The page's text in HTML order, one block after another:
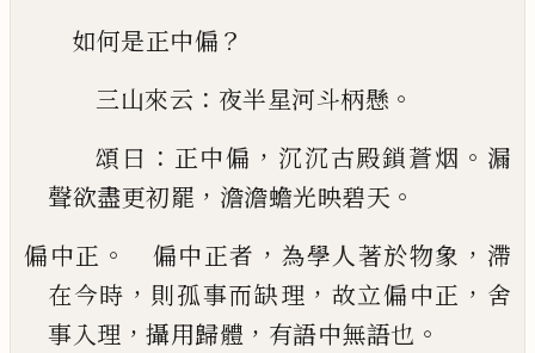
如何是正中偏 ？
三山來云 ： 夜半星河斗柄懸 。
頌曰 ： 正中偏 ， 沉沉古殿鎖蒼烟 。 漏
聲欲盡更初罷 ， 澹澹蟾光映碧天 。
偏中正 。 偏中正者 ， 為學人著於物象 ， 滯
在今時 ， 則孤事而缺理 ， 故立偏中正 ， 舍
事入理 ， 攝用歸體 ， 有語中無語也 。